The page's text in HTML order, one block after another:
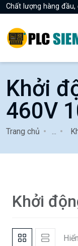
Chất lượng hàng
Khởi
460V
Trang chủ
Khởi